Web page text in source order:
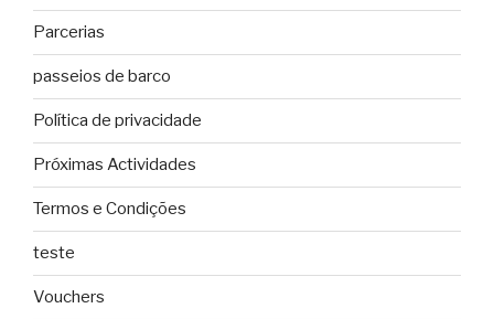
Parcerias
passeios de barco
Política de privacidade
Próximas Actividades
Termos e Condições
teste
Vouchers